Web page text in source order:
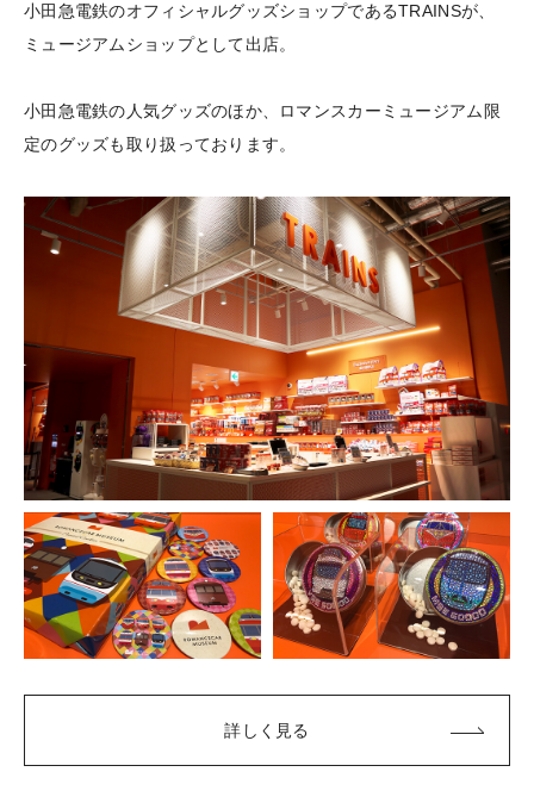
小田急電鉄のオフィシャルグッズショップであるTRAINSが、
ミュージアムショップとして出店。
小田急電鉄の人気グッズのほか、ロマンスカーミュージアム限
定のグッズも取り扱っております。
詳しく見る